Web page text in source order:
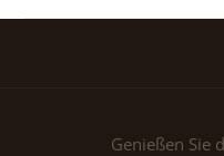
Genießen Sie